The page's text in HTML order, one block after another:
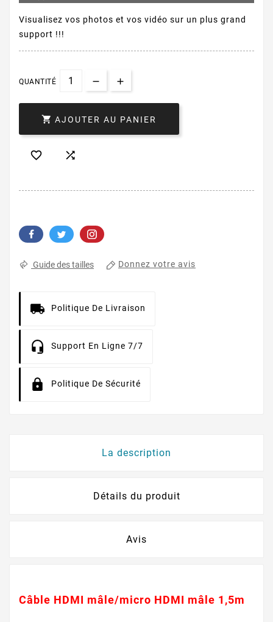
Visualisez vos photos et vos vidéo sur un plus grand
support !!!
QUANTITÉ
 AJOUTER AU PANIER
 
Guide des tailles Donnez votre avis
Politique De Livraison
Support En Ligne 7/7
Politique De Sécurité
La description
Détails du produit
Avis
Câble HDMI mâle/micro HDMI mâle 1,5m